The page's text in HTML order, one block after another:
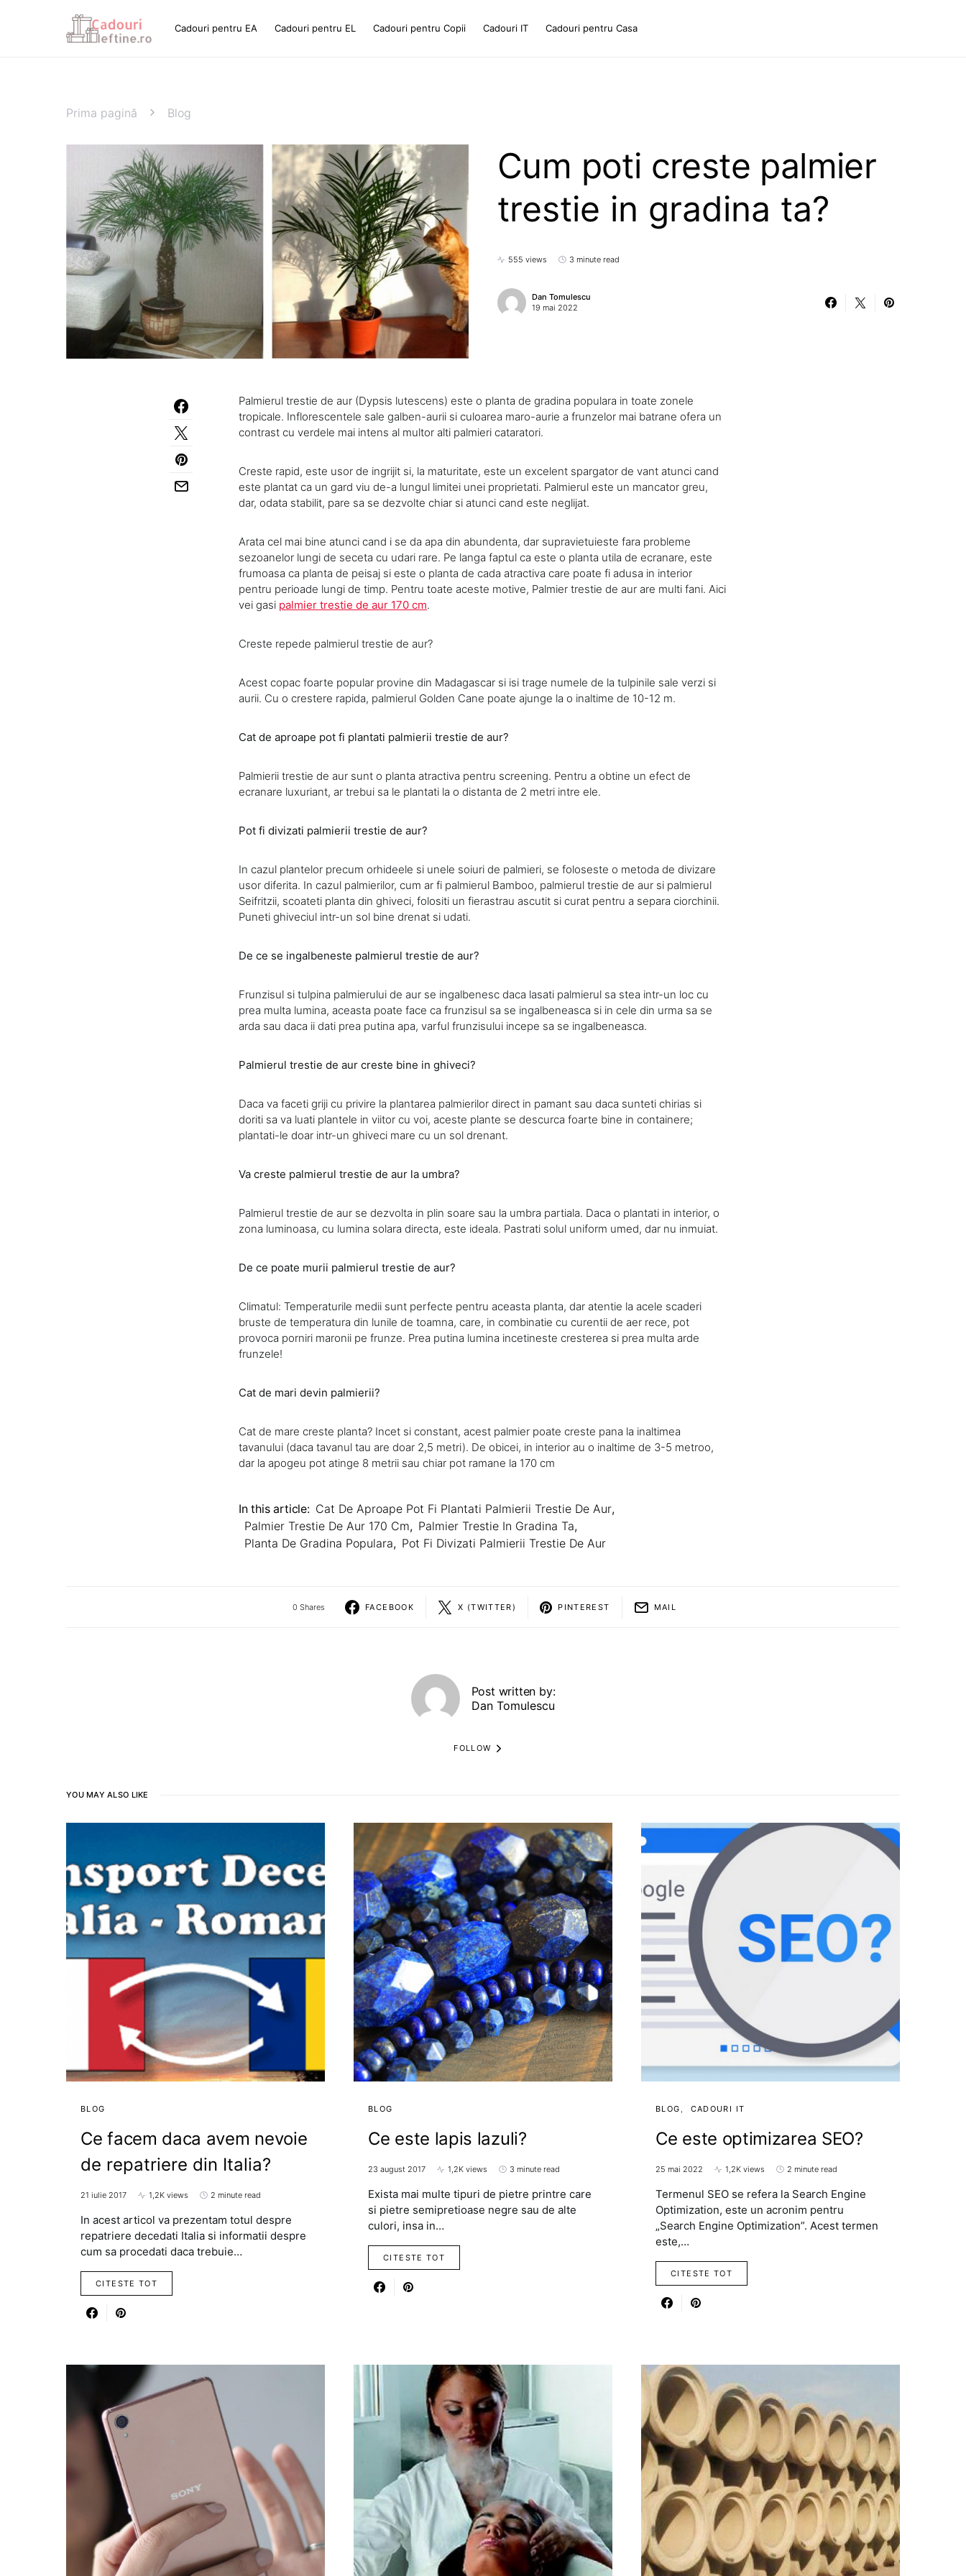
Cadouri pentru EA Cadouri pentru EL Cadouri pentru Copii Cadouri IT Cadouri pentru Casa
Prima pagină Blog
Cum poti creste palmier
trestie in gradina ta?
555 views 3 minute read
Dan Tomulescu
19 mai 2022
Palmierul trestie de aur (Dypsis lutescens) este o planta de gradina populara in toate zonele
tropicale. Inflorescentele sale galben-aurii si culoarea maro-aurie a frunzelor mai batrane ofera un
contrast cu verdele mai intens al multor alti palmieri cataratori.
Creste rapid, este usor de ingrijit si, la maturitate, este un excelent spargator de vant atunci cand
este plantat ca un gard viu de-a lungul limitei unei proprietati. Palmierul este un mancator greu,
dar, odata stabilit, pare sa se dezvolte chiar si atunci cand este neglijat.
Arata cel mai bine atunci cand i se da apa din abundenta, dar supravietuieste fara probleme
sezoanelor lungi de seceta cu udari rare. Pe langa faptul ca este o planta utila de ecranare, este
frumoasa ca planta de peisaj si este o planta de cada atractiva care poate fi adusa in interior
pentru perioade lungi de timp. Pentru toate aceste motive, Palmier trestie de aur are multi fani. Aici
vei gasi palmier trestie de aur 170 cm.
Creste repede palmierul trestie de aur?
Acest copac foarte popular provine din Madagascar si isi trage numele de la tulpinile sale verzi si
aurii. Cu o crestere rapida, palmierul Golden Cane poate ajunge la o inaltime de 10-12 m.
Cat de aproape pot fi plantati palmierii trestie de aur?
Palmierii trestie de aur sunt o planta atractiva pentru screening. Pentru a obtine un efect de
ecranare luxuriant, ar trebui sa le plantati la o distanta de 2 metri intre ele.
Pot fi divizati palmierii trestie de aur?
In cazul plantelor precum orhideele si unele soiuri de palmieri, se foloseste o metoda de divizare
usor diferita. In cazul palmierilor, cum ar fi palmierul Bamboo, palmierul trestie de aur si palmierul
Seifritzii, scoateti planta din ghiveci, folositi un fierastrau ascutit si curat pentru a separa ciorchinii.
Puneti ghiveciul intr-un sol bine drenat si udati.
De ce se ingalbeneste palmierul trestie de aur?
Frunzisul si tulpina palmierului de aur se ingalbenesc daca lasati palmierul sa stea intr-un loc cu
prea multa lumina, aceasta poate face ca frunzisul sa se ingalbeneasca si in cele din urma sa se
arda sau daca ii dati prea putina apa, varful frunzisului incepe sa se ingalbeneasca.
Palmierul trestie de aur creste bine in ghiveci?
Daca va faceti griji cu privire la plantarea palmierilor direct in pamant sau daca sunteti chirias si
doriti sa va luati plantele in viitor cu voi, aceste plante se descurca foarte bine in containere;
plantati-le doar intr-un ghiveci mare cu un sol drenant.
Va creste palmierul trestie de aur la umbra?
Palmierul trestie de aur se dezvolta in plin soare sau la umbra partiala. Daca o plantati in interior, o
zona luminoasa, cu lumina solara directa, este ideala. Pastrati solul uniform umed, dar nu inmuiat.
De ce poate murii palmierul trestie de aur?
Climatul: Temperaturile medii sunt perfecte pentru aceasta planta, dar atentie la acele scaderi
bruste de temperatura din lunile de toamna, care, in combinatie cu curentii de aer rece, pot
provoca porniri maronii pe frunze. Prea putina lumina incetineste cresterea si prea multa arde
frunzele!
Cat de mari devin palmierii?
Cat de mare creste planta? Incet si constant, acest palmier poate creste pana la inaltimea
tavanului (daca tavanul tau are doar 2,5 metri). De obicei, in interior au o inaltime de 3-5 metroo,
dar la apogeu pot atinge 8 metrii sau chiar pot ramane la 170 cm
In this article: Cat De Aproape Pot Fi Plantati Palmierii Trestie De Aur,
Palmier Trestie De Aur 170 Cm, Palmier Trestie In Gradina Ta,
Planta De Gradina Populara, Pot Fi Divizati Palmierii Trestie De Aur
0 Shares FACEBOOK X (TWITTER) PINTEREST MAIL
Post written by:
Dan Tomulescu
FOLLOW
YOU MAY ALSO LIKE
BLOG
Ce facem daca avem nevoie
de repatriere din Italia?
21 iulie 2017 1,2K views 2 minute read
In acest articol va prezentam totul despre
repatriere decedati Italia si informatii despre
cum sa procedati daca trebuie…
CITESTE TOT
BLOG
Ce este lapis lazuli?
23 august 2017 1,2K views 3 minute read
Exista mai multe tipuri de pietre printre care
si pietre semipretioase negre sau de alte
culori, insa in…
CITESTE TOT
BLOG CADOURI IT
Ce este optimizarea SEO?
25 mai 2022 1,2K views 2 minute read
Termenul SEO se refera la Search Engine
Optimization, este un acronim pentru
„Search Engine Optimization”. Acest termen
este,…
CITESTE TOT